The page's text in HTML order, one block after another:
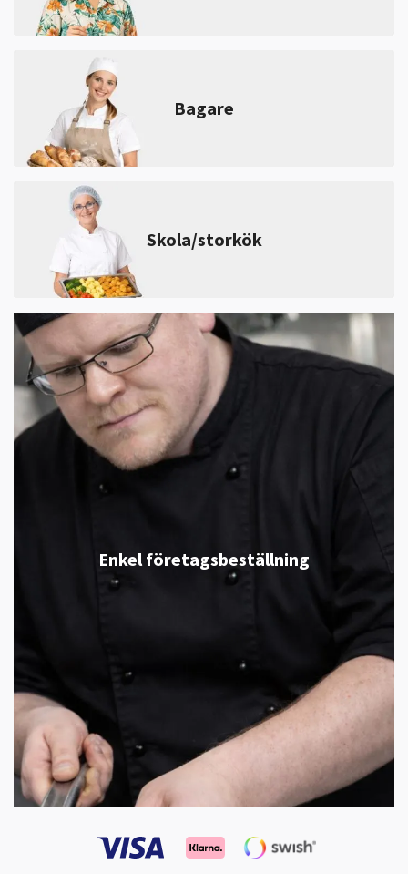
Bagare
Skola/storkök
Enkel företagsbeställning